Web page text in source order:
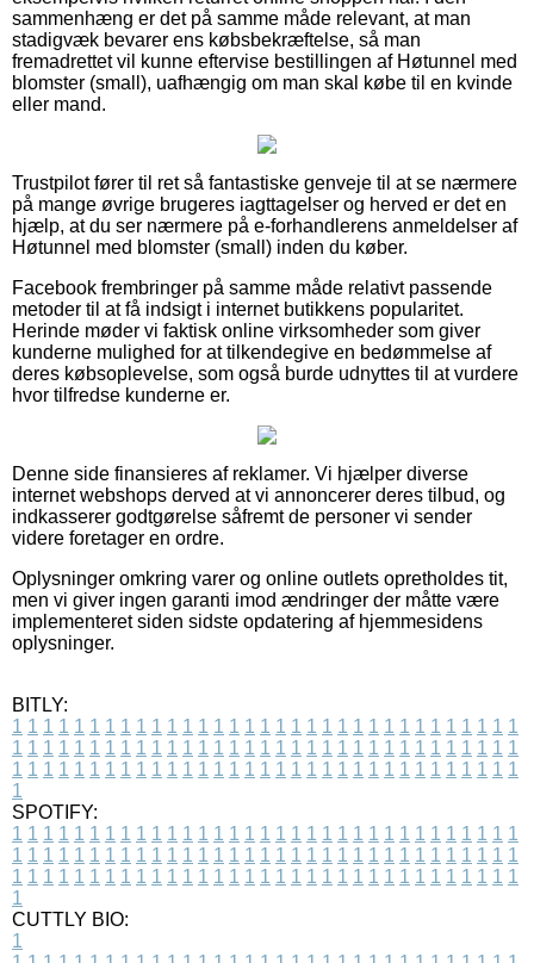
sammenhæng er det på samme måde relevant, at man
stadigvæk bevarer ens købsbekræftelse, så man
fremadrettet vil kunne eftervise bestillingen af Høtunnel med
blomster (small), uafhængig om man skal købe til en kvinde
eller mand.
Trustpilot fører til ret så fantastiske genveje til at se nærmere
på mange øvrige brugeres iagttagelser og herved er det en
hjælp, at du ser nærmere på e-forhandlerens anmeldelser af
Høtunnel med blomster (small) inden du køber.
Facebook frembringer på samme måde relativt passende
metoder til at få indsigt i internet butikkens popularitet.
Herinde møder vi faktisk online virksomheder som giver
kunderne mulighed for at tilkendegive en bedømmelse af
deres købsoplevelse, som også burde udnyttes til at vurdere
hvor tilfredse kunderne er.
Denne side finansieres af reklamer. Vi hjælper diverse
internet webshops derved at vi annoncerer deres tilbud, og
indkasserer godtgørelse såfremt de personer vi sender
videre foretager en ordre.
Oplysninger omkring varer og online outlets opretholdes tit,
men vi giver ingen garanti imod ændringer der måtte være
implementeret siden sidste opdatering af hjemmesidens
oplysninger.
BITLY:
1 1 1 1 1 1 1 1 1 1 1 1 1 1 1 1 1 1 1 1 1 1 1 1 1 1 1 1 1 1 1 1 1
1 1 1 1 1 1 1 1 1 1 1 1 1 1 1 1 1 1 1 1 1 1 1 1 1 1 1 1 1 1 1 1 1
1 1 1 1 1 1 1 1 1 1 1 1 1 1 1 1 1 1 1 1 1 1 1 1 1 1 1 1 1 1 1 1 1
1
SPOTIFY:
1 1 1 1 1 1 1 1 1 1 1 1 1 1 1 1 1 1 1 1 1 1 1 1 1 1 1 1 1 1 1 1 1
1 1 1 1 1 1 1 1 1 1 1 1 1 1 1 1 1 1 1 1 1 1 1 1 1 1 1 1 1 1 1 1 1
1 1 1 1 1 1 1 1 1 1 1 1 1 1 1 1 1 1 1 1 1 1 1 1 1 1 1 1 1 1 1 1 1
1
CUTTLY BIO:
1